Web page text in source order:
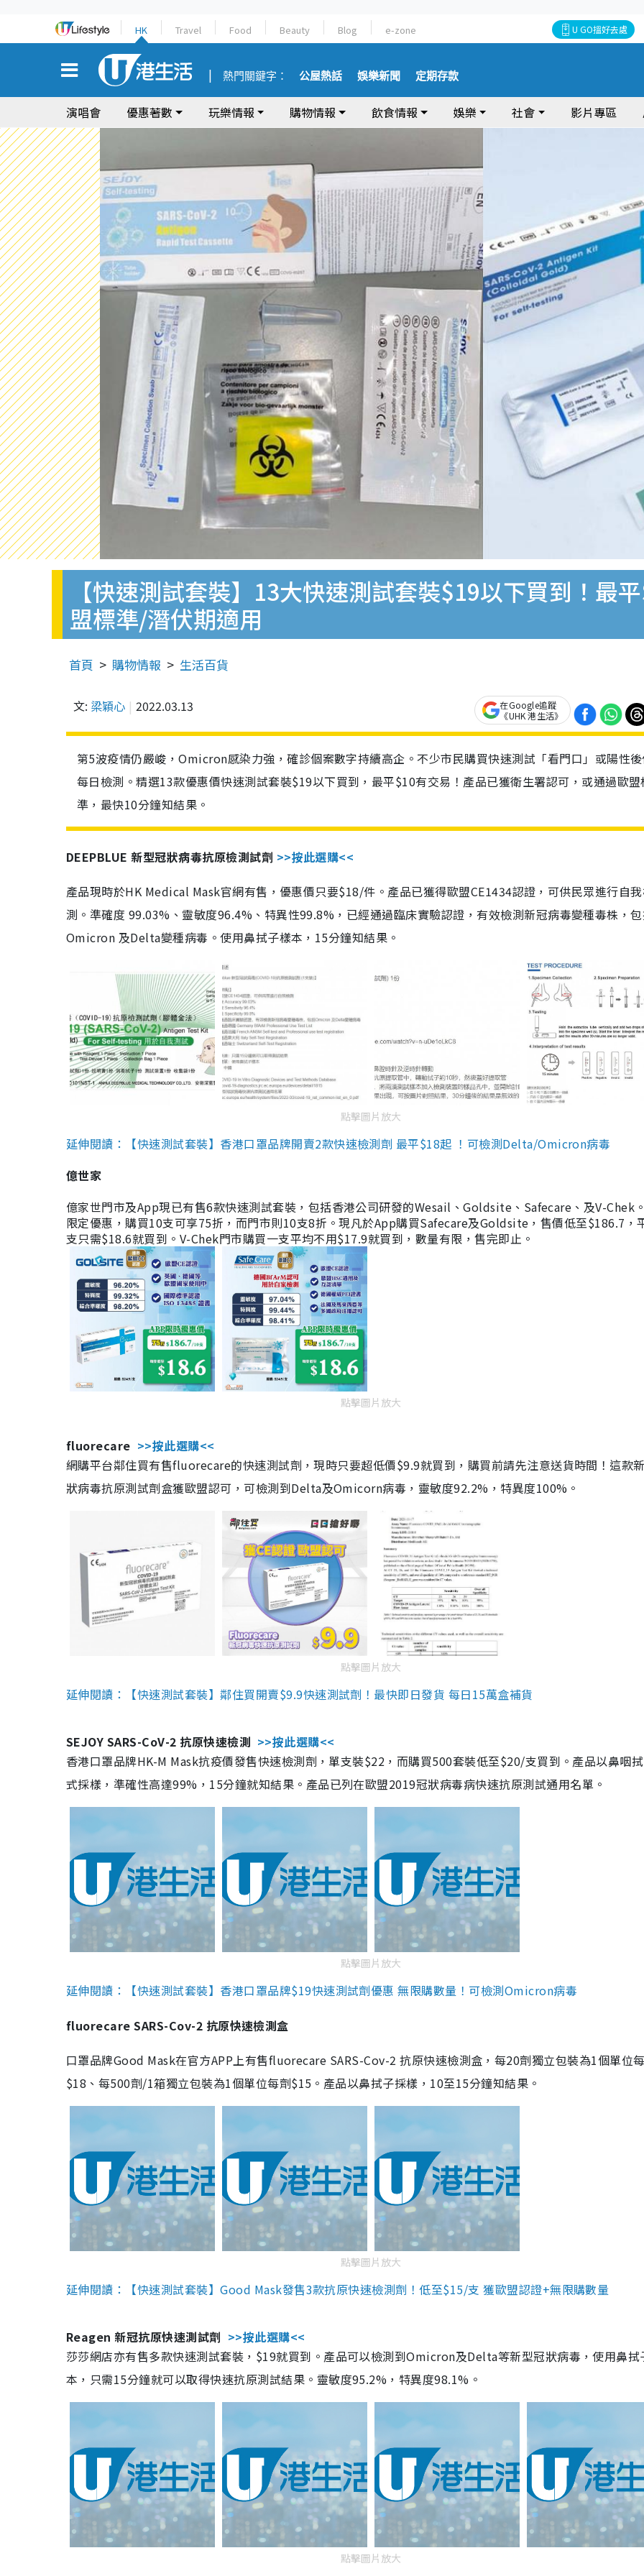
HK Travel Food Beauty Blog e-zone U GO搵好去處
熱門關鍵字： 公屋熱話 娛樂新聞 定期存款
演唱會 優惠著數 玩樂情報 購物情報 飲食情報 娛樂 社會 影片專區
【快速測試套裝】13大快速測試套裝$19以下買到！最
盟標準/潛伏期適用
首頁 購物情報 生活百貨
文: 梁穎心 2022.03.13
在Google追蹤
《UHK 港生活》
第5波疫情仍嚴峻，Omicron感染力強，確診個案數字持續高企。不少市民購買快速測試「看門口」或陽性
每日檢測。精選13款優惠價快速測試套裝$19以下買到，最平$10有交易！產品已獲衛生署認可，或通過歐盟
準，最快10分鐘知結果。
DEEPBLUE 新型冠狀病毒抗原檢測試劑 >>按此選購<<
產品現時於HK Medical Mask官網有售，優惠價只要$18/件。產品已獲得歐盟CE1434認證，可供民眾進行自
測。準確度 99.03%、靈敏度96.4%、特異性99.8%，已經通過臨床實驗認證，有效檢測新冠病毒變種毒株，
Omicron 及Delta變種病毒。使用鼻拭子樣本，15分鐘知結果。
點擊圖片放大
延伸閱讀：【快速測試套裝】香港口罩品牌開賣2款快速檢測劑 最平$18起 ！可檢測Delta/Omicron病毒
億世家
億家世門市及App現已有售6款快速測試套裝，包括香港公司研發的Wesail、Goldsite、Safecare、及V-Chek
限定優惠，購買10支可享75折，而門市則10支8折。現凡於App購買Safecare及Goldsite，售價低至$186.7，
支只需$18.6就買到。V-Chek門市購買一支平均不用$17.9就買到，數量有限，售完即止。
點擊圖片放大
fluorecare >>按此選購<<
網購平台鄰住買有售fluorecare的快速測試劑，現時只要超低價$9.9就買到，購買前請先注意送貨時間！這款
狀病毒抗原測試劑盒獲歐盟認可，可檢測到Delta及Omicorn病毒，靈敏度92.2%，特異度100%。
點擊圖片放大
延伸閱讀：【快速測試套裝】鄰住買開賣$9.9快速測試劑！最快即日發貨 每日15萬盒補貨
SEJOY SARS-CoV-2 抗原快速檢測 >>按此選購<<
香港口罩品牌HK-M Mask抗疫價發售快速檢測劑，單支裝$22，而購買500套裝低至$20/支買到。產品以鼻咽
式採樣，準確性高達99%，15分鐘就知結果。產品已列在歐盟2019冠狀病毒病快速抗原測試通用名單。
點擊圖片放大
延伸閱讀：【快速測試套裝】香港口罩品牌$19快速測試劑優惠 無限購數量！可檢測Omicron病毒
fluorecare SARS-Cov-2 抗原快速檢測盒
口罩品牌Good Mask在官方APP上有售fluorecare SARS-Cov-2 抗原快速檢測盒，每20劑獨立包裝為1個單位
$18、每500劑/1箱獨立包裝為1個單位每劑$15。產品以鼻拭子採樣，10至15分鐘知結果。
點擊圖片放大
延伸閱讀：【快速測試套裝】Good Mask發售3款抗原快速檢測劑！低至$15/支 獲歐盟認證+無限購數量
Reagen 新冠抗原快速測試劑 >>按此選購<<
莎莎網店亦有售多款快速測試套裝，$19就買到。產品可以檢測到Omicron及Delta等新型冠狀病毒，使用鼻拭
本，只需15分鐘就可以取得快速抗原測試結果。靈敏度95.2%，特異度98.1%。
點擊圖片放大